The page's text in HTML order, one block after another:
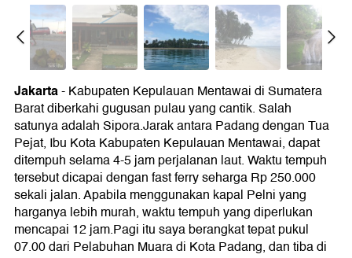
Jakarta- Kabupaten Kepulauan Mentawai di Sumatera
Barat diberkahi gugusan pulau yang cantik. Salah
satunya adalah Sipora.Jarak antara Padang dengan Tua
Pejat, Ibu Kota Kabupaten Kepulauan Mentawai, dapat
ditempuh selama 4-5 jam perjalanan laut. Waktu tempuh
tersebut dicapai dengan fast ferry seharga Rp 250.000
sekali jalan. Apabila menggunakan kapal Pelni yang
harganya lebih murah, waktu tempuh yang diperlukan
mencapai 12 jam.Pagi itu saya berangkat tepat pukul
07.00 dari Pelabuhan Muara di Kota Padang, dan tiba di